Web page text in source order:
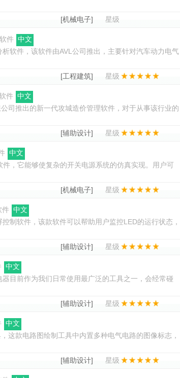
[机械电子] 星级
件 中文
软件，该软件由AVL公司推出，主要针对汽车动力电气
[工程建筑] 星级
件 中文
推出的新一代攻城造价管理软件，对于从事该行业的
[辅助设计] 星级
中文
，它能够使复杂的开关电源系统的仿真实现。用户可
[机械电子] 星级
件 中文
软件，该款软件可以帮助用户监控LED的运行状态，
[辅助设计] 星级
中文
前作为我们日常使用最广泛的工具之一，会经常碰
[辅助设计] 星级
中文
款电路图绘制工具中内置多种电气电路的图像标志，
[辅助设计] 星级